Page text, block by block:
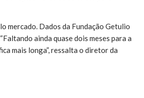
mercado. Dados da Fundação Getulio
ainda quase dois meses para a
mais longa”, ressalta o diretor da